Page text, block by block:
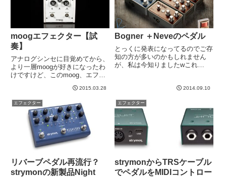
moogエフェクター【試
奏】
アナログシンセに目覚めてから、
より一層moogが好きになったわ
けですけど、このmoog、エフェ
ンプステーションで見かけてい
て、ものすごい本格的かつマニア
ックそうな商品だなと思っていま
した。質感は最高だけど、でか...
2015.03.28
Bogner ＋Neveのペダル
とっくに発表になってるのでご存
知の方が多いのかもしれません
が、私は今知りましたwこれ
ィングされると私なぞは弱いです
のミキシング機器の技術とかブラ
ンド力...
2014.09.10
エフェクター
リバーブペダル再流行？
strymonの新製品Night
エフェクター
strymonからTRSケーブル
でペダルをMIDIコントロー